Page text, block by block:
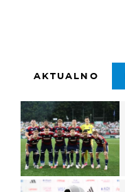
AKTUALNO